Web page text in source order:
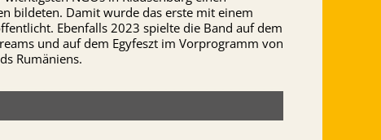
bildeten. Damit wurde das erste mit einem
Ebenfalls 2023 spielte die Band auf dem
und auf dem Egyfeszt im Vorprogramm von
Rumäniens.